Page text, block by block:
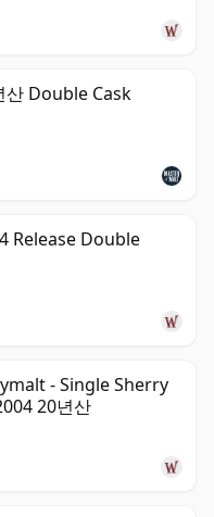
Double Cask
Release Double
- Single Sherry
20년산